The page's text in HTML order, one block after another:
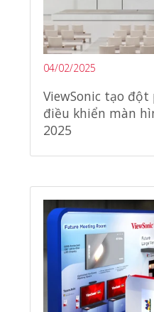
04/02/2025
ViewSonic tạo
điều khiển màn
2025